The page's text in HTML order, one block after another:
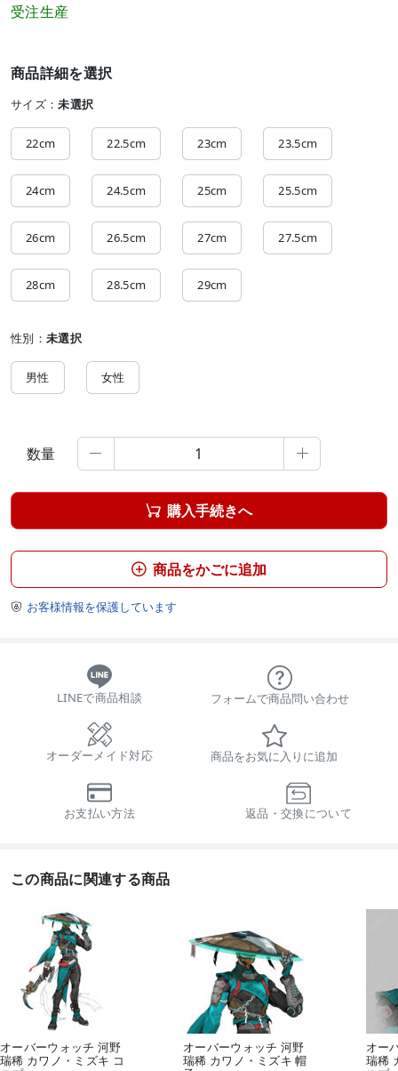
受注生産
商品詳細を選択
サイズ：未選択
22cm 22.5cm 23cm 23.5cm
24cm 24.5cm 25cm 25.5cm
26cm 26.5cm 27cm 27.5cm
28cm 28.5cm 29cm
性別： 未選択
男性 女性
数量  
 購入手続きへ
 商品をかごに追加
 お客様情報を保護しています
LINEで商品相談 フォームで商品問い合わせ
オーダーメイド対応 商品をお気に入りに追加
お支払い方法 返品・交換について
この商品に関連する商品
オーバーウォッチ 河野
瑞稀 カワノ・ミズキ コ
オーバーウォッチ 河野
瑞稀 カワノ・ミズキ 帽
オー
瑞稀